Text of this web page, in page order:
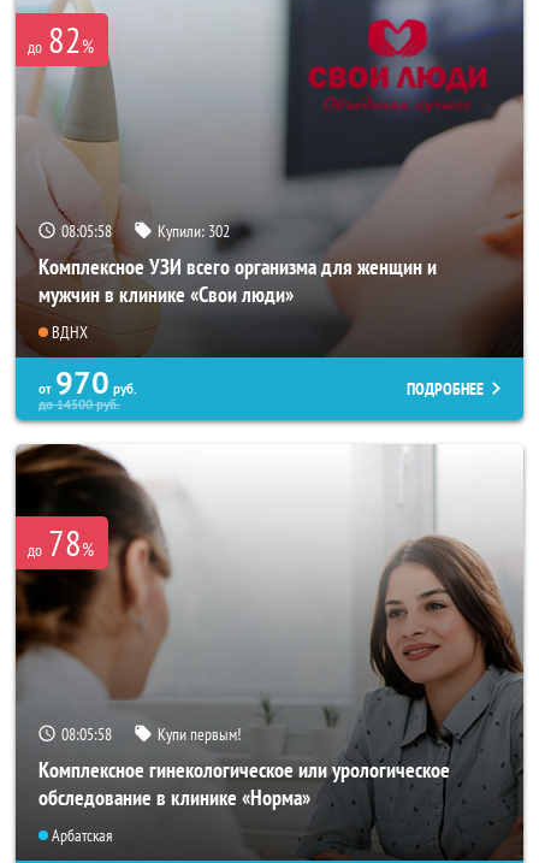
до 82%
08:05:55 Купили: 302
Комплексное УЗИ всего организма для женщин и
мужчин в клинике «Свои люди»
ВДНХ
от 970 руб.
до14500руб.
ПОДРОБНЕЕ
до 78%
08:05:55 Купи первым!
Комплексное гинекологическое или урологическое
обследование в клинике «Норма»
Арбатская